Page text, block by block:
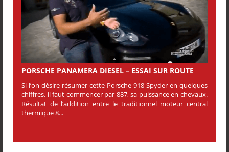
PORSCHE PANAMERA DIESEL – ESSAI SUR ROUTE
Si l’on désire résumer cette Porsche 918 Spyder en quelques
chiffres, il faut commencer par 887, sa puissance en chevaux.
Résultat de l’addition entre le traditionnel moteur central
thermique 8...